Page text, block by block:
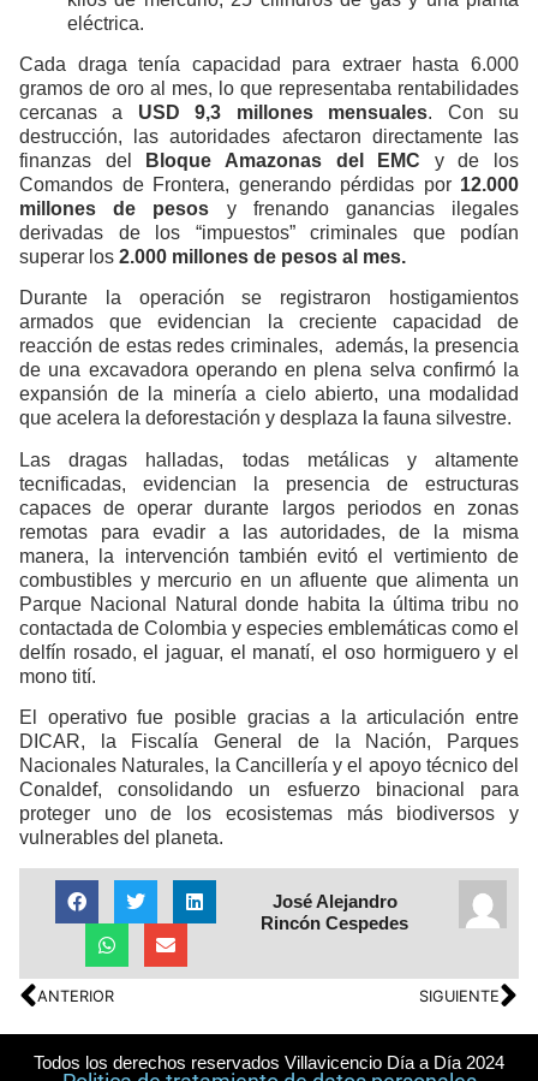
eléctrica.
Cada draga tenía capacidad para extraer hasta 6.000
gramos de oro al mes, lo que representaba rentabilidades
cercanas a USD 9,3 millones mensuales. Con su
destrucción, las autoridades afectaron directamente las
finanzas del
Bloque Amazonas del EMC y de los
Comandos de Frontera, generando pérdidas por12.000
millones de pesos y frenando ganancias ilegales
derivadas de los “impuestos” criminales que podían
superar los 2.000 millones de pesos al mes.
Durante la operación se registraron hostigamientos
armados que evidencian la creciente capacidad de
reacción de estas redes criminales, además, la presencia
de una excavadora operando en plena selva confirmó la
expansión de la minería a cielo abierto, una modalidad
que acelera la deforestación y desplaza la fauna silvestre.
Las dragas halladas, todas metálicas y altamente
tecnificadas, evidencian la presencia de estructuras
capaces de operar durante largos periodos en zonas
remotas para evadir a las autoridades, de la misma
manera, la intervención también evitó el vertimiento de
combustibles y mercurio en un afluente que alimenta un
Parque Nacional Natural donde habita la última tribu no
contactada de Colombia y especies emblemáticas como el
delfín rosado, el jaguar, el manatí, el oso hormiguero y el
mono tití.
El operativo fue posible gracias a la articulación entre
DICAR, la Fiscalía General de la Nación, Parques
Nacionales Naturales, la Cancillería y el apoyo técnico del
Conaldef, consolidando un esfuerzo binacional para
proteger uno de los ecosistemas más biodiversos y
vulnerables del planeta.
José Alejandro
Rincón Cespedes
ANTERIOR SIGUIENTE
Todos los derechos reservados Villavicencio Día a Día 2024